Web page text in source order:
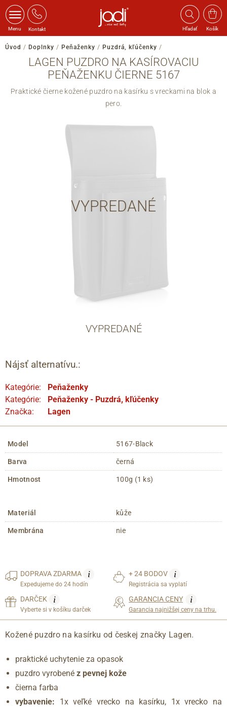
Menu Kontakt Hľadať Košík
Úvod / Doplnky / Peňaženky / Puzdrá, kľúčenky /
LAGEN PUZDRO NA KASÍROVACIU
PEŇAŽENKU ČIERNE 5167
Praktické čierne kožené puzdro na kasírku s vreckami na blok a
pero.
VYPREDANÉ
VYPREDANÉ
Nájsť alternatívu.:
Kategórie:
Peňaženky
Kategórie:
Peňaženky - Puzdrá, kľúčenky
Značka:
Lagen
Model 5167-Black
Barva černá
Hmotnost 100g (1 ks)
Materiál kůže
Membrána nie
DOPRAVAZDARMA i
Expedujeme do 24 hodín
+ 24 BODOV i
Registrácia sa vyplatí
DARČEK i
Vyberte si v košíku darček
GARANCIA CENY i
Garancia najnižšej ceny na trhu.
Kožené puzdro na kasírku od českej značky Lagen.
praktické uchytenie za opasok
puzdro vyrobené z pevnej kože
čierna farba
vybavenie: 1x veľké vrecko na kasírku, 1x vrecko na